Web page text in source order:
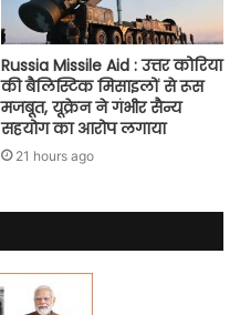
Russia Missile Aid : उत्तर कोरिया
की बैलिस्टिक मिसाइलों से रूस
मजबूत, यूक्रेन ने गंभीर सैन्य
सहयोग का आरोप लगाया
21 hours ago